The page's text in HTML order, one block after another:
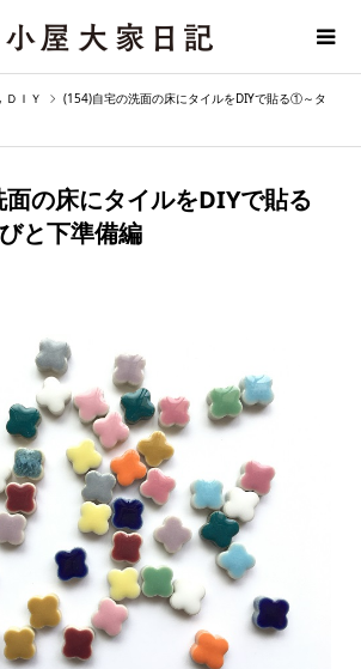
, ＤＩＹ
(154)自宅の洗面の床にタイルをDIYで貼る①～タ
の床にタイルをDIYで貼る
と下準備編